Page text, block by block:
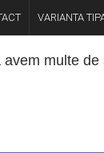
VARIANTA